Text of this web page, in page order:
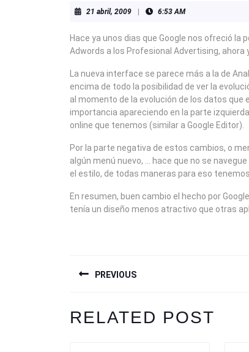
21 abril, 200921
6:53 AM
Hace ya unos dias que Google nos ofreció la
Adwords a los Profesional Advertising, ahora
La nueva interface se parece más a la de
encima de todo la posibilidad de ver la
al momento de la evolución de los datos que
importancia apareciendo en la parte
online que tenemos (similar a Google Editor).
Por la parte negativa de estos cambios, o
algún menú nuevo, … hace que no se
el estilo, de todas maneras para eso
En resumen, buen cambio el hecho por
tenía un diseño menos atractivo que otras
DE
ENTRADAS
PREVIOUS
post:
RELATED POST